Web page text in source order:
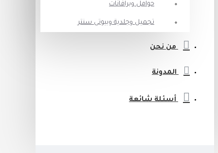
حوامل وبرافانات
تجميل وجلدية وبيوتى سنتر
من نحن
المدونة
أسئلة شائعة